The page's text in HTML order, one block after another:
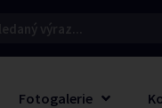
Fotogalerie